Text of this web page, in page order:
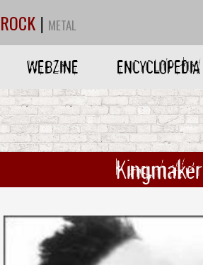
ROCK | METAL
WEBZINE ENCYCLOPEDIA
Kingmaker